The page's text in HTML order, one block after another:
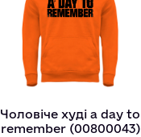
Чоловіче худі a day to
remember (00800043)